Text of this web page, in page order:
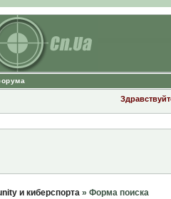
и киберспорта» Форма поиска